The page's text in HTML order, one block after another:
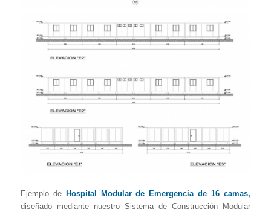
Ejemplo de Hospital Modular de Emergencia de 16 camas,
diseñado mediante nuestro Sistema de Construcción Modular